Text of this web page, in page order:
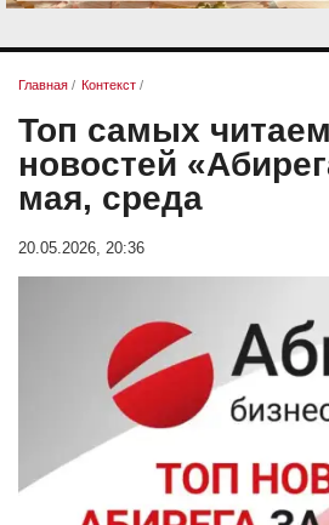
Главная / Контекст /
Топ самых
новостей
мая, среда
20.05.2026, 20:36